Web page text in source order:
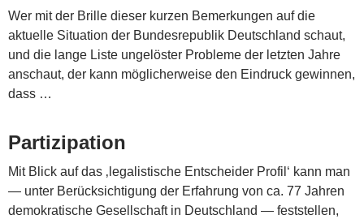
Wer mit der Brille dieser kurzen Bemerkungen auf die
aktuelle Situation der Bundesrepublik Deutschland schaut,
und die lange Liste ungelöster Probleme der letzten Jahre
anschaut, der kann möglicherweise den Eindruck gewinnen,
dass …
Partizipation
Mit Blick auf das ‚legalistische Entscheider Profil‘ kann man
— unter Berücksichtigung der Erfahrung von ca. 77 Jahren
demokratische Gesellschaft in Deutschland — feststellen,